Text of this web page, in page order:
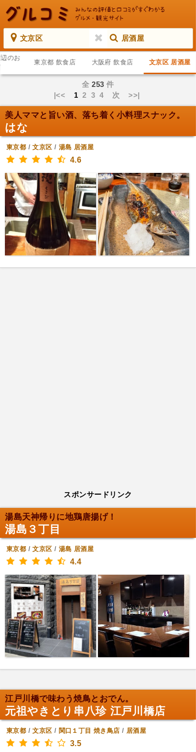
文京区 居酒屋
のお
東京都 飲食店 大阪府 飲食店 文京区 居酒屋
全253 件
|<< 12 3 4 次 >>|
美人ママと旨い酒、落ち着く小料理スナック。
はな
東京都 /文京区 / 湯島 居酒屋
4.6
スポンサードリンク
湯島天神帰りに地鶏唐揚げ！
湯島３丁目
東京都 /文京区 / 湯島 居酒屋
4.4
江戸川橋で味わう焼鳥とおでん。
元祖やきとり串八珍 江戸川橋店
東京都 /文京区 / 関口１丁目 焼き鳥店 / 居酒屋
3.5